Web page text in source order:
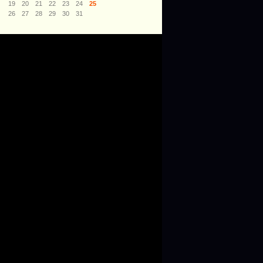
19
20 21 22 23 24
25
26
27 28 29 30 31